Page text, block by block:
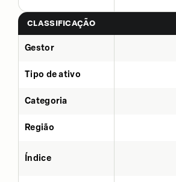
CLASSIFICAÇÃO
Gestor
Tipo de ativo
Categoria
Região
Índice